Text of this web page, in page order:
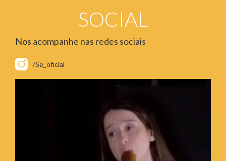
SOCIAL
Nos acompanhe nas redes sociais
/5e_oficial